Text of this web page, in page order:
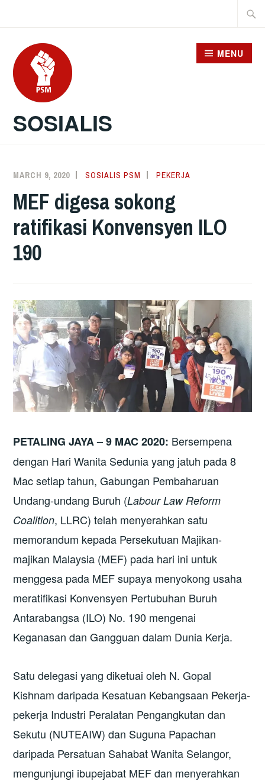
content
SOSIALIS
MENU
MARCH 9, 2020 SOSIALIS PSM PEKERJA
MEF digesa sokong
ratifikasi Konvensyen ILO
190
PETALING JAYA – 9 MAC 2020: Bersempena
dengan Hari Wanita Sedunia yang jatuh pada 8
Mac setiap tahun, Gabungan Pembaharuan
Undang-undang Buruh (Labour Law Reform
Coalition, LLRC) telah menyerahkan satu
memorandum kepada Persekutuan Majikan-
majikan Malaysia (MEF) pada hari ini untuk
menggesa pada MEF supaya menyokong usaha
meratifikasi Konvensyen Pertubuhan Buruh
Antarabangsa (ILO) No. 190 mengenai
Keganasan dan Gangguan dalam Dunia Kerja.
Satu delegasi yang diketuai oleh N. Gopal
Kishnam daripada Kesatuan Kebangsaan Pekerja-
pekerja Industri Peralatan Pengangkutan dan
Sekutu (NUTEAIW) dan Suguna Papachan
daripada Persatuan Sahabat Wanita Selangor,
mengunjungi ibupejabat MEF dan menyerahkan